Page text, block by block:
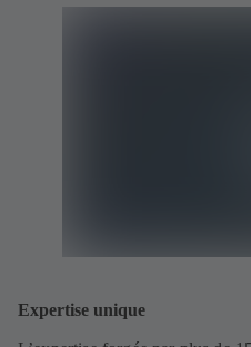
Expertise unique